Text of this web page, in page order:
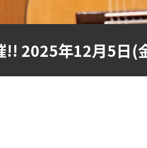
!! 2025年12月5日